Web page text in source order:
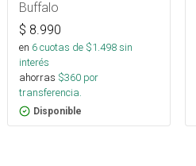
Buffalo
$ 8.990
en 6cuotas de $1.498sin
interés
ahorras $360 por
transferencia.
Disponible